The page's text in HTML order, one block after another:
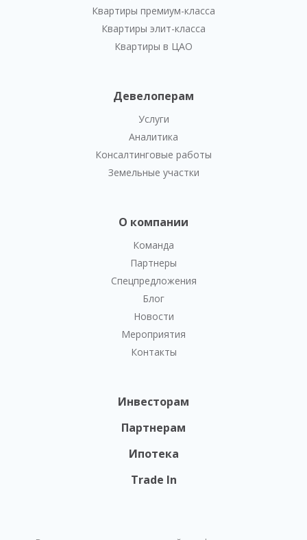
Квартиры премиум-класса
Квартиры элит-класса
Квартиры в ЦАО
Девелоперам
Услуги
Аналитика
Консалтинговые работы
Земельные участки
О компании
Команда
Партнеры
Спецпредложения
Блог
Новости
Мероприятия
Контакты
Инвесторам
Партнерам
Ипотека
Trade In